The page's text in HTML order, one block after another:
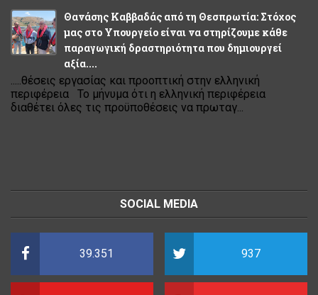
Θανάσης Καββαδάς από τη Θεσπρωτία: Στόχος
μας στο Υπουργείο είναι να στηρίζουμε κάθε
παραγωγική δραστηριότητα που δημιουργεί
αξία....
.....θέσεις εργασίας και προοπτική στην ελληνική
περιφέρεια Το μήνυμα ότι η ελληνική περιφέρεια
διαθέτει όλες τις προϋποθέσεις να πρωταγ...
SOCIAL MEDIA
39.351 937